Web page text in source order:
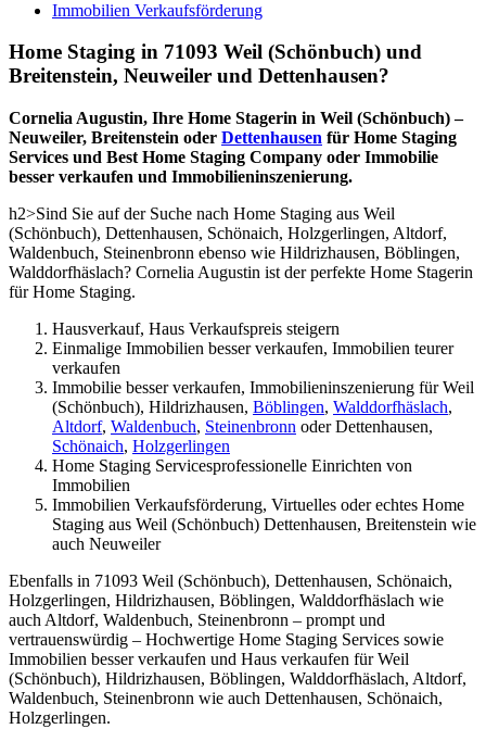
Immobilien Verkaufsförderung
Home Staging in 71093 Weil (Schönbuch) und
Breitenstein, Neuweiler und Dettenhausen?
Cornelia Augustin, Ihre Home Stagerin in Weil (Schönbuch) –
Neuweiler, Breitenstein oder Dettenhausen für Home Staging
Services und Best Home Staging Company oder Immobilie
besser verkaufen und Immobilieninszenierung.
h2>Sind Sie auf der Suche nach Home Staging aus Weil
(Schönbuch), Dettenhausen, Schönaich, Holzgerlingen, Altdorf,
Waldenbuch, Steinenbronn ebenso wie Hildrizhausen, Böblingen,
Walddorfhäslach? Cornelia Augustin ist der perfekte Home Stagerin
für Home Staging.
Hausverkauf, Haus Verkaufspreis steigern
Einmalige Immobilien besser verkaufen, Immobilien teurer
verkaufen
Immobilie besser verkaufen, Immobilieninszenierung für Weil
(Schönbuch), Hildrizhausen, Böblingen, Walddorfhäslach,
Altdorf, Waldenbuch, Steinenbronn oder Dettenhausen,
Schönaich, Holzgerlingen
Home Staging Servicesprofessionelle Einrichten von
Immobilien
Immobilien Verkaufsförderung, Virtuelles oder echtes Home
Staging aus Weil (Schönbuch) Dettenhausen, Breitenstein wie
auch Neuweiler
Ebenfalls in 71093 Weil (Schönbuch), Dettenhausen, Schönaich,
Holzgerlingen, Hildrizhausen, Böblingen, Walddorfhäslach wie
auch Altdorf, Waldenbuch, Steinenbronn – prompt und
vertrauenswürdig – Hochwertige Home Staging Services sowie
Immobilien besser verkaufen und Haus verkaufen für Weil
(Schönbuch), Hildrizhausen, Böblingen, Walddorfhäslach, Altdorf,
Waldenbuch, Steinenbronn wie auch Dettenhausen, Schönaich,
Holzgerlingen.